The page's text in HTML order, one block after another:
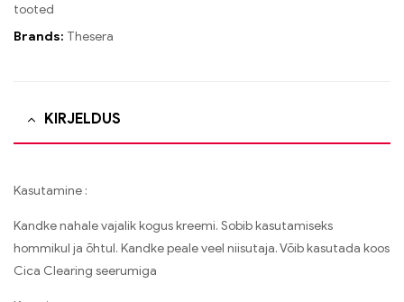
tooted
Brands: Thesera
KIRJELDUS
Kasutamine :
Kandke nahale vajalik kogus kreemi. Sobib kasutamiseks
hommikul ja õhtul. Kandke peale veel niisutaja. Võib kasutada koos
Cica Clearing seerumiga